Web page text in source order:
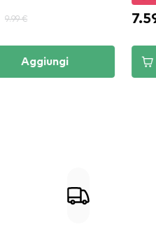
€ 7.99 €
Aggiungi